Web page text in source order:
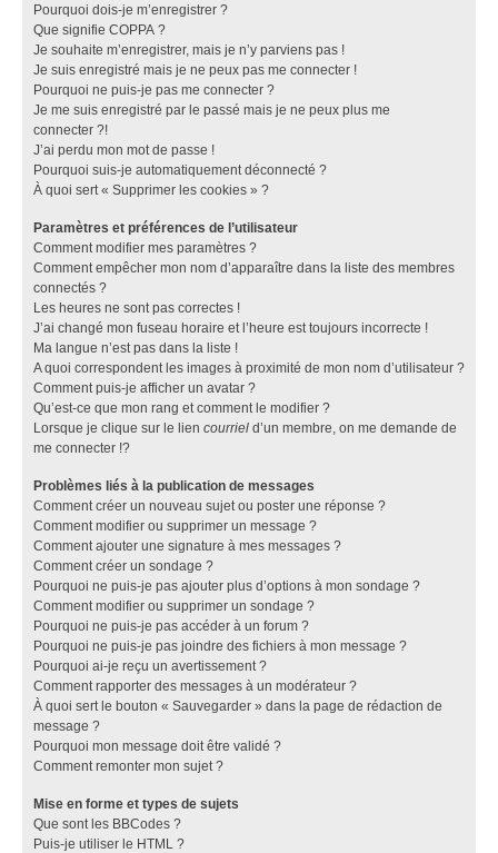
Pourquoi dois-je m’enregistrer ?
Que signifie COPPA ?
Je souhaite m’enregistrer, mais je n’y parviens pas !
Je suis enregistré mais je ne peux pas me connecter !
Pourquoi ne puis-je pas me connecter ?
Je me suis enregistré par le passé mais je ne peux plus me
connecter ?!
J’ai perdu mon mot de passe !
Pourquoi suis-je automatiquement déconnecté ?
À quoi sert « Supprimer les cookies » ?
Paramètres et préférences de l’utilisateur
Comment modifier mes paramètres ?
Comment empêcher mon nom d’apparaître dans la liste des membres
connectés ?
Les heures ne sont pas correctes !
J’ai changé mon fuseau horaire et l’heure est toujours incorrecte !
Ma langue n’est pas dans la liste !
A quoi correspondent les images à proximité de mon nom d’utilisateur ?
Comment puis-je afficher un avatar ?
Qu’est-ce que mon rang et comment le modifier ?
Lorsque je clique sur le lien courriel d’un membre, on me demande de
me connecter !?
Problèmes liés à la publication de messages
Comment créer un nouveau sujet ou poster une réponse ?
Comment modifier ou supprimer un message ?
Comment ajouter une signature à mes messages ?
Comment créer un sondage ?
Pourquoi ne puis-je pas ajouter plus d’options à mon sondage ?
Comment modifier ou supprimer un sondage ?
Pourquoi ne puis-je pas accéder à un forum ?
Pourquoi ne puis-je pas joindre des fichiers à mon message ?
Pourquoi ai-je reçu un avertissement ?
Comment rapporter des messages à un modérateur ?
À quoi sert le bouton « Sauvegarder » dans la page de rédaction de
message ?
Pourquoi mon message doit être validé ?
Comment remonter mon sujet ?
Mise en forme et types de sujets
Que sont les BBCodes ?
Puis-je utiliser le HTML ?